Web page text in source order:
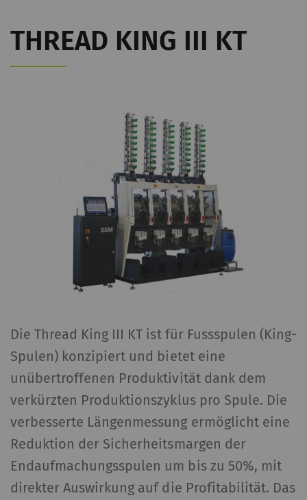
THREAD KING III KT
Die Thread King III KT ist für Fussspulen (King-
Spulen) konzipiert und bietet eine
unübertroffenen Produktivität dank dem
verkürzten Produktionszyklus pro Spule. Die
verbesserte Längenmessung ermöglicht eine
Reduktion der Sicherheitsmargen der
Endaufmachungsspulen um bis zu 50%, mit
direkter Auswirkung auf die Profitabilität. Das